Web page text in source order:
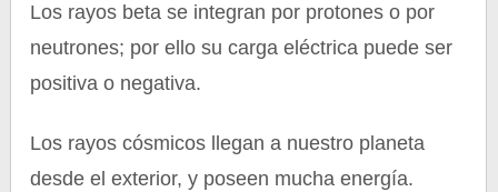
Los rayos beta se integran por protones o por
neutrones; por ello su carga eléctrica puede ser
positiva o negativa.
Los rayos cósmicos llegan a nuestro planeta
desde el exterior, y poseen mucha energía.